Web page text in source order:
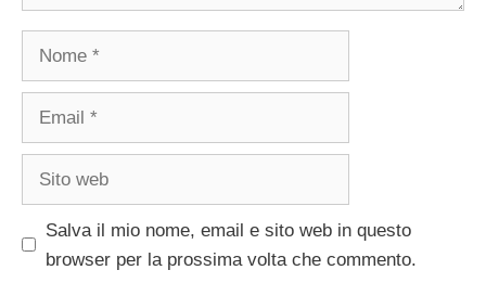
Salva il mio nome, email e sito web in questo
browser per la prossima volta che commento.